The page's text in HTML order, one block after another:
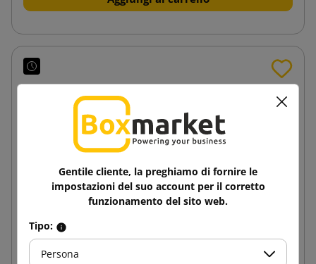
Gentile cliente, la preghiamo di fornire le
impostazioni del suo account per il corretto
funzionamento del sito web.
Tipo:
Persona